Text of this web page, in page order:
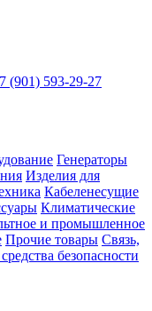
(901) 593-29-27
Генераторы
Изделия для
Кабеленесущие
Климатические
и промышленное
Прочие товары Связь,
безопасности